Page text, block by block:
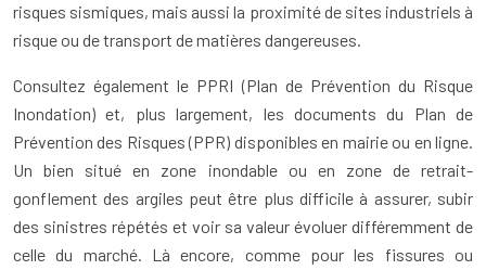
risques sismiques, mais aussi la proximité de sites industriels à
risque ou de transport de matières dangereuses.
Consultez également le PPRI (Plan de Prévention du Risque
Inondation) et, plus largement, les documents du Plan de
Prévention des Risques (PPR) disponibles en mairie ou en ligne.
Un bien situé en zone inondable ou en zone de retrait-
gonflement des argiles peut être plus difficile à assurer, subir
des sinistres répétés et voir sa valeur évoluer différemment de
celle du marché. Là encore, comme pour les fissures ou